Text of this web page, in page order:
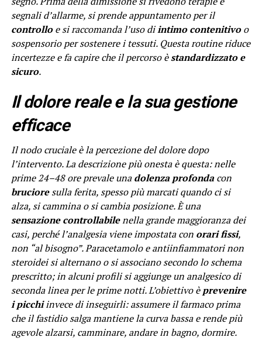
segnali d’allarme, si prende appuntamento per il
controlloe si raccomanda l’uso diintimo contenitivoo
sospensorio per sostenere i tessuti. Questa routine riduce
incertezze e fa capire che il percorso èstandardizzato e
sicuro.
Il dolore reale e la sua gestione
efficace
Il nodo cruciale è la percezione del dolore dopo
l’intervento. La descrizione più onesta è questa: nelle
prime 24–48 ore prevale unadolenza profondacon
brucioresulla ferita, spesso più marcati quando ci si
alza, si cammina o si cambia posizione. È una
sensazione controllabilenella grande maggioranza dei
casi, perché l’analgesia viene impostata con orari fissi,
non “al bisogno”. Paracetamolo e antiinfiammatori non
steroidei si alternano o si associano secondo lo schema
prescritto; in alcuni profili si aggiunge un analgesico di
seconda linea per le prime notti. L’obiettivo èprevenire
i picchiinvece di inseguirli: assumere il farmaco prima
che il fastidio salga mantiene la curva bassa e rende più
agevole alzarsi, camminare, andare in bagno, dormire.